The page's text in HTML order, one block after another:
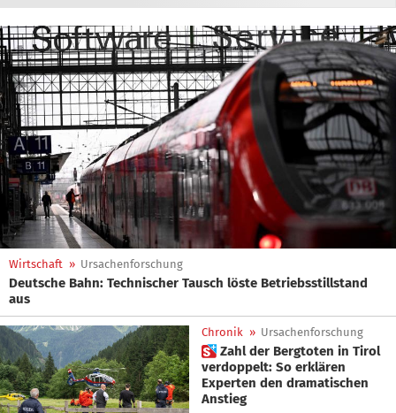
Wirtschaft » Ursachenforschung
Deutsche Bahn: Technischer Tausch löste Betriebsstillstand
aus
Chronik » Ursachenforschung
 Zahl der Bergtoten in Tirol
verdoppelt: So erklären
Experten den dramatischen
Anstieg